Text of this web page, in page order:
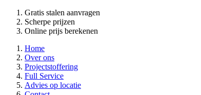
Gratis stalen aanvragen
Scherpe prijzen
Online prijs berekenen
Home
Over ons
Projectstoffering
Full Service
Advies op locatie